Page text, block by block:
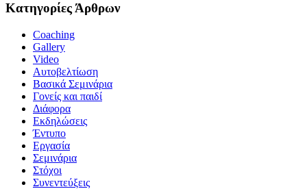
Κατηγορίες Άρθρων
Coaching
Gallery
Video
Αυτοβελτίωση
Βασικά Σεμινάρια
Γονείς και παιδί
Διάφορα
Εκδηλώσεις
Έντυπο
Εργασία
Σεμινάρια
Στόχοι
Συνεντεύξεις